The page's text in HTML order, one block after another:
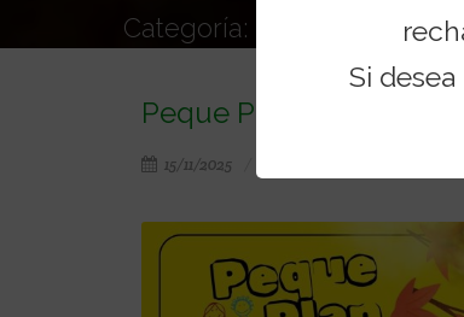
Si
Categoría: Noticias
Peque Plan en el
15/11/2025